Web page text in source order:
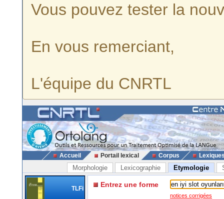
Vous pouvez tester la
En vous remerciant,
L'équipe du CNRTL
Accueil Portail lexical Corpus
Morphologie Lexicographie Etymologie
TLFi Entrez une forme
notices corrigées